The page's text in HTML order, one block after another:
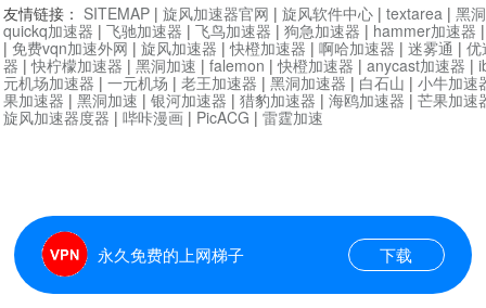
永久免费的上网梯子 下载
友情链接： SITEMAP | 旋风加速器官网 | 旋风软件中心 | textarea | 黑
quickq加速器 | 飞驰加速器 | 飞鸟加速器 | 狗急加速器 | hammer加速器
| 免费vqn加速外网 | 旋风加速器 |快橙加速器 | 啊哈加速器 | 迷雾通 | 优
器 |快柠檬加速器 | 黑洞加速 | falemon |快橙加速器 | anycast加速器 |
元机场加速器 | 一元机场 | 老王加速器 | 黑洞加速器 | 白石山 | 小牛加速
果加速器 | 黑洞加速 | 银河加速器 | 猎豹加速器 | 海鸥加速器 | 芒果加速
旋风加速器度器 | 哔咔漫画 | PicACG | 雷霆加速